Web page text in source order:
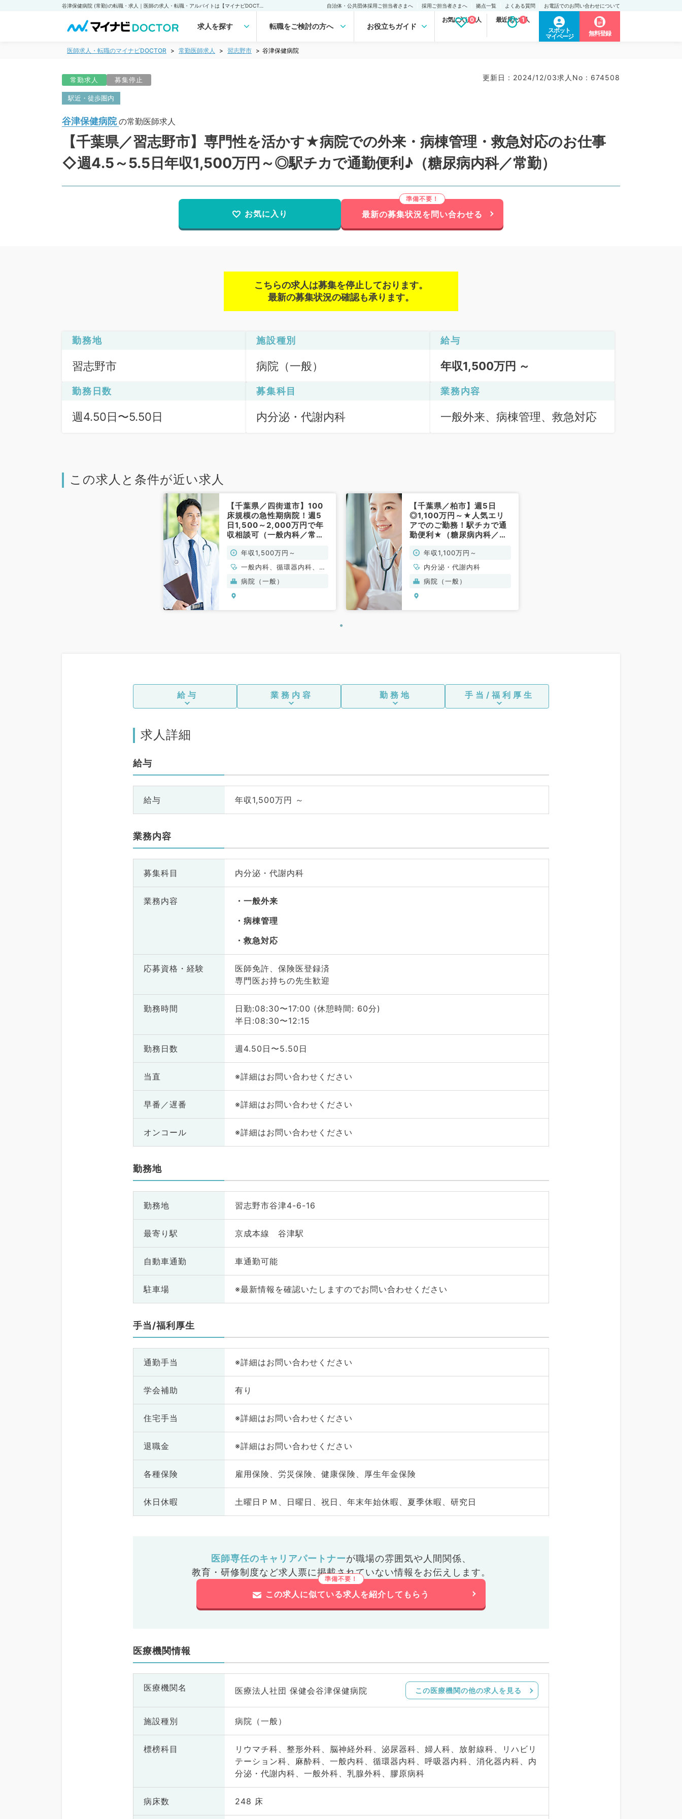
自治体・公共団体採用ご担当者さまへ 採用ご担当者さまへ 拠点一覧 よくある質問 お電話でのお問い合わせについて
求人を探す 転職をご検討の方へ お役立ちガイド
お気に入り求人
0 最近見た求人
1
スポット
マイページ
無料登録
医師求人・転職のマイナビDOCTOR 常勤医師求人 習志野市 谷津保健病院
常勤求人 募集停止 更新日 : 2024/12/03求人No : 674508
駅近・徒歩圏内
谷津保健病院の常勤医師求人
【千葉県／習志野市】専門性を活かす★病院での外来・病棟管理・救急対応のお仕事
◇週4.5～5.5日年収1,500万円～◎駅チカで通勤便利♪（糖尿病内科／常勤）
お気に入り 最新の募集状況を問い合わせる
こちらの求人は募集を停止しております。
最新の募集状況の確認も承ります。
勤務地
習志野市
施設種別
病院（一般）
給与
年収1,500万円 ～
勤務日数
週4.50日〜5.50日
募集科目
内分泌・代謝内科
業務内容
一般外来、病棟管理、救急対応
この求人と条件が近い求人
【千葉県／四街道市】100
床規模の急性期病院！週5
日1,500～2,000万円で年
収相談可（一般内科／常
年収1,500万円～
一般内科、循環器内科、呼
吸器内科、消化器内科、内
分泌・代謝内科、腎臓内科
病院（一般）
【千葉県／柏市】週5日
◎1,100万円～★人気エリ
アでのご勤務！駅チカで通
勤便利★（糖尿病内科／常
年収1,100万円～
内分泌・代謝内科
病院（一般）
給与 業務内容 勤務地 手当/福利厚生
求人詳細
給与
給与 年収1,500万円 ～
業務内容
募集科目 内分泌・代謝内科
業務内容
一般外来
病棟管理
救急対応
応募資格・ 経験
医師免許、保険医登録済
専門医お持ちの先生歓迎
勤務時間
日勤:08:30〜17:00 (休憩時間: 60分)
半日:08:30〜12:15
勤務日数 週4.50日〜5.50日
当直 ※詳細はお問い合わせください
早番／遅番 ※詳細はお問い合わせください
オンコール ※詳細はお問い合わせください
勤務地
勤務地 習志野市谷津4-6-16
最寄り駅 京成本線 谷津駅
自動車通勤 車通勤可能
駐車場 ※最新情報を確認いたしますのでお問い合わせください
手当/福利厚生
通勤手当 ※詳細はお問い合わせください
学会補助 有り
住宅手当 ※詳細はお問い合わせください
退職金 ※詳細はお問い合わせください
各種保険 雇用保険、労災保険、健康保険、厚生年金保険
休日休暇 土曜日ＰＭ、日曜日、祝日、年末年始休暇、夏季休暇、研究日
医師専任のキャリアパートナーが職場の雰囲気や人間関係、
教育・研修制度など求人票に掲載されていない情報をお伝えします。
この求人に似ている求人を紹介してもらう
医療機関情報
医療機関名 医療法人社団 保健会谷津保健病院 この医療機関の他の求人を見る
施設種別 病院（一般）
標榜科目
リウマチ科、整形外科、脳神経外科、泌尿器科、婦人科、放射線科、リハビリ
テーション科、麻酔科、一般内科、循環器内科、呼吸器内科、消化器内科、内
分泌・代謝内科、一般外科、乳腺外科、膠原病科
病床数 248 床